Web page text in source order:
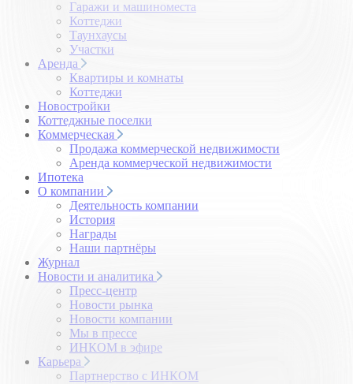
Гаражи и машиноместа
Коттеджи
Таунхаусы
Участки
Аренда
Квартиры и комнаты
Коттеджи
Новостройки
Коттеджные поселки
Коммерческая
Продажа коммерческой недвижимости
Аренда коммерческой недвижимости
Ипотека
О компании
Деятельность компании
История
Награды
Наши партнёры
Журнал
Новости и аналитика
Пресс-центр
Новости рынка
Новости компании
Мы в прессе
ИНКОМ в эфире
Карьера
Партнерство с ИНКОМ